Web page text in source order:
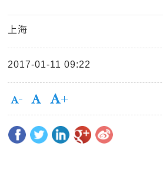
上海
2017-01-11 09:22